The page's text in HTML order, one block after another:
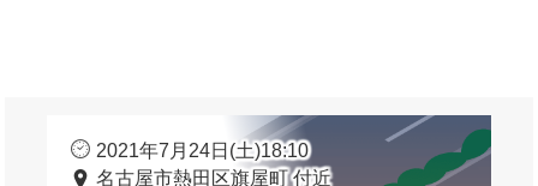
2021年7月24日(土)18:10
名古屋市熱田区旗屋町 付近